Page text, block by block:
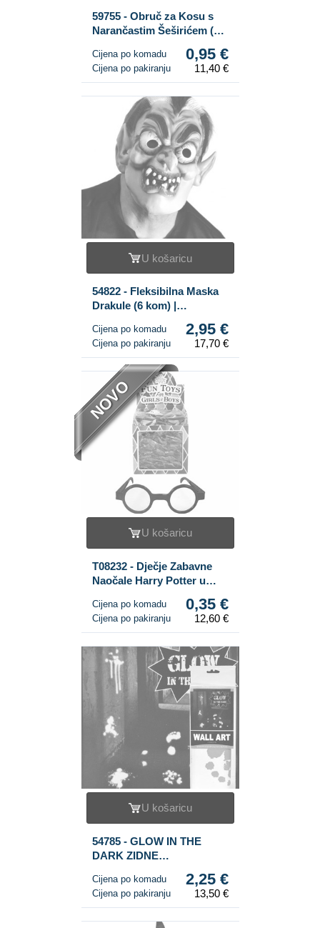
59755 - Obruč za Kosu s
Narančastim Šeširićem (12
Cijena po komadu 0,95 €
Cijena po pakiranju 11,40 €
U košaricu
54822 - Fleksibilna Maska
Drakule (6 kom) |
Cijena po komadu 2,95 €
Cijena po pakiranju 17,70 €
NOVO
U košaricu
T08232 - Dječje Zabavne
Naočale Harry Potter u
Cijena po komadu 0,35 €
Cijena po pakiranju 12,60 €
U košaricu
54785 - GLOW IN THE
DARK ZIDNE
Cijena po komadu 2,25 €
Cijena po pakiranju 13,50 €